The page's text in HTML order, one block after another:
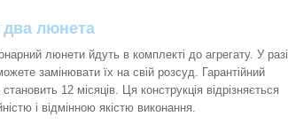
два люнета
люнети йдуть в комплекті до агрегату. У разі
замінювати їх на свій розсуд. Гарантійний
12 місяців. Ця конструкція відрізняється
і відмінною якістю виконання.